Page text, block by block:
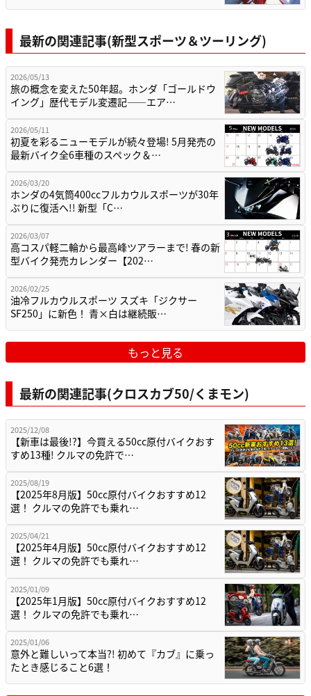
最新の関連記事(新型スポーツ＆ツーリング)
2026/05/13
旅の概念を変えた50年超。ホンダ「ゴールドウ
イング」歴代モデル変遷記——エア…
2026/05/11
初夏を彩るニューモデルが続々登場! 5月発売の
最新バイク全6車種のスペック＆…
2026/03/20
ホンダの4気筒400ccフルカウルスポーツが30年
ぶりに復活へ!! 新型「C…
2026/03/07
高コスパ軽二輪から最高峰ツアラーまで! 春の新
型バイク発売カレンダー【202…
2026/02/25
油冷フルカウルスポーツ スズキ「ジクサー
SF250」に新色！ 青×白は継続販…
もっと見る
最新の関連記事(クロスカブ50/くまモン)
2025/12/08
【新車は最後!?】今買える50cc原付バイクおす
すめ13種! クルマの免許で…
2025/08/19
【2025年8月版】50cc原付バイクおすすめ12
選！ クルマの免許でも乗れ…
2025/04/21
【2025年4月版】50cc原付バイクおすすめ12
選！ クルマの免許でも乗れ…
2025/01/09
【2025年1月版】50cc原付バイクおすすめ12
選！ クルマの免許でも乗れ…
2025/01/06
意外と難しいって本当?! 初めて『カブ』に乗っ
たとき感じること6選！